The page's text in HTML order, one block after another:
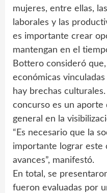
mujeres, entre ellas,
laborales y las
es importante crear
mantengan en el
Bottero consideró
económicas
hay brechas
concurso es un aporte
general en la
“Es necesario que la
importante lograr este
avances”, manifestó.
En total, se
fueron evaluadas por